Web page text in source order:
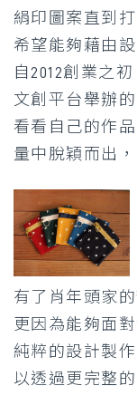
絹印圖案直到
希望能夠藉由
自2012創業之
文創平台舉辦
看看自己的作
量中脫穎而出
有了肖年頭家
更因為能夠面
純粹的設計製
以透過更完整